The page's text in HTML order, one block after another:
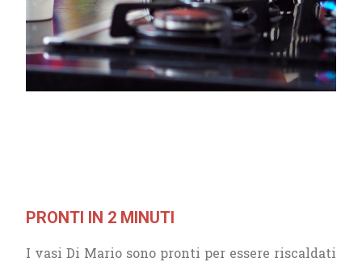
PRONTI IN 2 MINUTI
I vasi Di Mario sono pronti per essere riscaldati